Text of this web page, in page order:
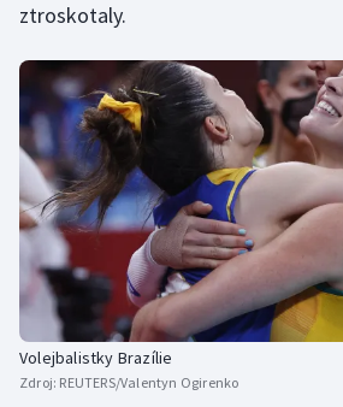
ztroskotaly.
Volejbalistky Brazílie
Zdroj: REUTERS/Valentyn Ogirenko